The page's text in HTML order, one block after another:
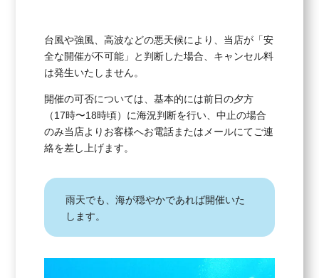
台風や強風、高波などの悪天候により、当店が「安
全な開催が不可能」と判断した場合、キャンセル料
は発生いたしません。
開催の可否については、基本的には前日の夕方
（17時〜18時頃）に海況判断を行い、中止の場合
のみ当店よりお客様へお電話またはメールにてご連
絡を差し上げます。
雨天でも、海が穏やかであれば開催いた
します。